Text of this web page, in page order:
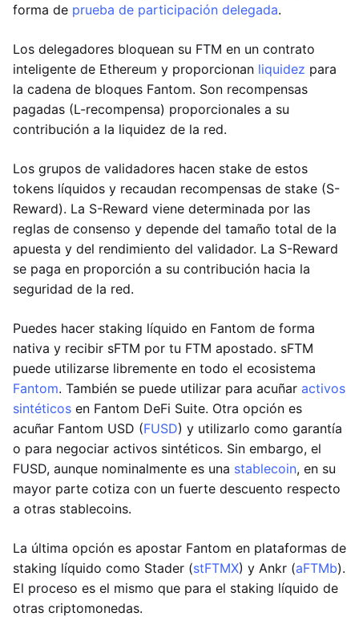
forma de prueba de participación delegada.
Los delegadores bloquean su FTM en un contrato
inteligente de Ethereum y proporcionan liquidez para
la cadena de bloques Fantom. Son recompensas
pagadas (L-recompensa) proporcionales a su
contribución a la liquidez de la red.
Los grupos de validadores hacen stake de estos
tokens líquidos y recaudan recompensas de stake (S-
Reward). La S-Reward viene determinada por las
reglas de consenso y depende del tamaño total de la
apuesta y del rendimiento del validador. La S-Reward
se paga en proporción a su contribución hacia la
seguridad de la red.
Puedes hacer staking líquido en Fantom de forma
nativa y recibir sFTM por tu FTM apostado. sFTM
puede utilizarse libremente en todo el ecosistema
Fantom. También se puede utilizar para acuñar activos
sintéticos en Fantom DeFi Suite. Otra opción es
acuñar Fantom USD (FUSD) y utilizarlo como garantía
o para negociar activos sintéticos. Sin embargo, el
FUSD, aunque nominalmente es una stablecoin, en su
mayor parte cotiza con un fuerte descuento respecto
a otras stablecoins.
La última opción es apostar Fantom en plataformas de
staking líquido como Stader (stFTMX) y Ankr (aFTMb).
El proceso es el mismo que para el staking líquido de
otras criptomonedas.